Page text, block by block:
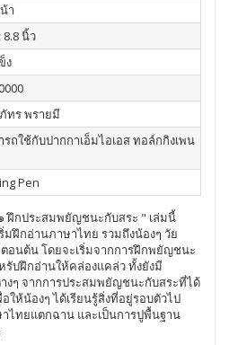
า
8.8 นิ้ว
ง
ทร พรายมี
รถใช้กับปากกาเอ็มไอเอส ทอล์กกิงเพน
Pen
ฝึกประสมพยัญชนะกับสระ " เล่มนี้
มฝึกอ่านภาษาไทย รวมถึงน้องๆ วัย
อนต้น โดยจะเริ่มจากการฝึกพยัญชนะ
รับฝึกอ่านให้คล่องแคล่ว ทั้งยังมี
งๆ จากการประสมพยัญชนะกับสระที่ได้
ให้น้องๆ ได้เรียนรู้สิ่งที่อยู่รอบตัวไป
ไทยแตกฉาน และเป็นการปูพื้นฐาน